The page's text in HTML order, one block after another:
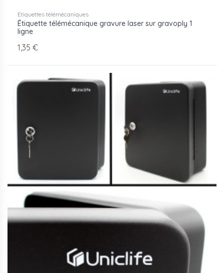
Etiquettes télémécaniques
Étiquette télémécanique gravure laser sur gravoply 1
ligne
1,35 €